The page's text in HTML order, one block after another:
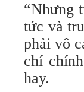
“Nhưng
tức và
phải vô
chí
hay.